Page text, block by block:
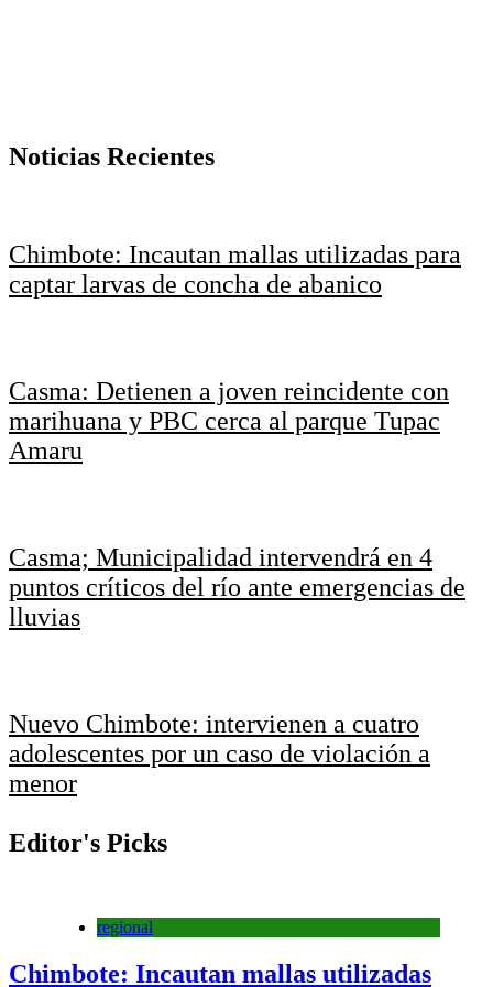
Noticias Recientes
Chimbote: Incautan mallas utilizadas para
captar larvas de concha de abanico
Casma: Detienen a joven reincidente con
marihuana y PBC cerca al parque Tupac
Amaru
Casma; Municipalidad intervendrá en 4
puntos críticos del río ante emergencias de
lluvias
Nuevo Chimbote: intervienen a cuatro
adolescentes por un caso de violación a
menor
Editor's Picks
regional
Chimbote: Incautan mallas utilizadas